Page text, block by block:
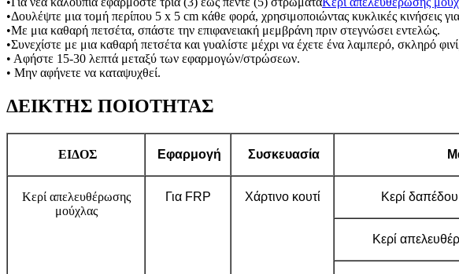
•Δουλέψτε μια τομή περίπου 5 x 5 cm κάθε φορά, χρησιμοποιώντας κυκλικές κινήσεις
•Με μια καθαρή πετσέτα, σπάστε την επιφανειακή μεμβράνη πριν στεγνώσει εντελώς.
•Συνεχίστε με μια καθαρή πετσέτα και γυαλίστε μέχρι να έχετε ένα λαμπερό, σκληρό
• Αφήστε 15-30 λεπτά μεταξύ των εφαρμογών/στρώσεων.
• Μην αφήνετε να καταψυχθεί.
ΔΕΙΚΤΗΣ ΠΟΙΟΤΗΤΑΣ
ΕΙΔΟΣ Εφαρμογή Συσκευασία
Κερί απελευθέρωσης
μούχλας
Για FRP Χάρτινο κουτί Κερί
Κερί